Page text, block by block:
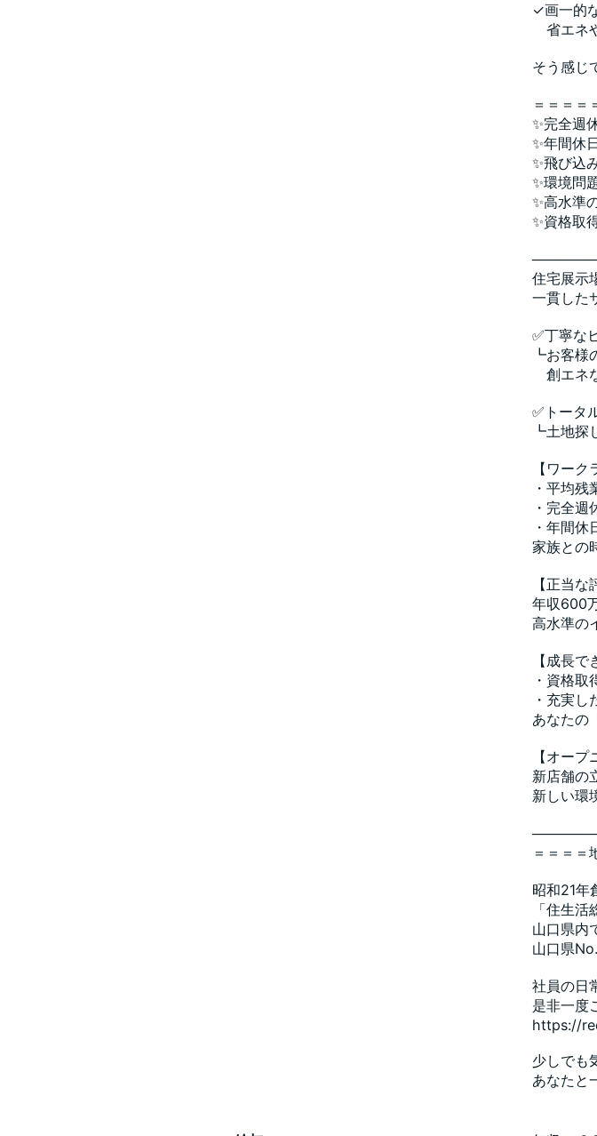
✓画一的
省エネ
そう感じ
＝＝＝＝
✨完全週
✨年間休
✨飛び込
✨環境問
✨高水準
✨資格取
住宅展示
一貫した
✅丁寧な
┗お客様
創エネ
✅トータ
┗土地探
【ワーク
・平均残
・完全週
・年間休
家族との
【正当な
年収600
高水準の
【成長で
・資格
・充実し
あなたの
【オー
新店舗の
新しい環
＝＝＝＝
昭和21年
「住生
山口県内
山口県
社員の日
是非一度
https://
少しでも
あなたと